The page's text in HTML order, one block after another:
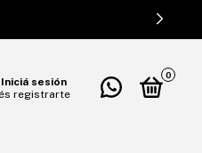
Iniciá sesión
registrarte
0